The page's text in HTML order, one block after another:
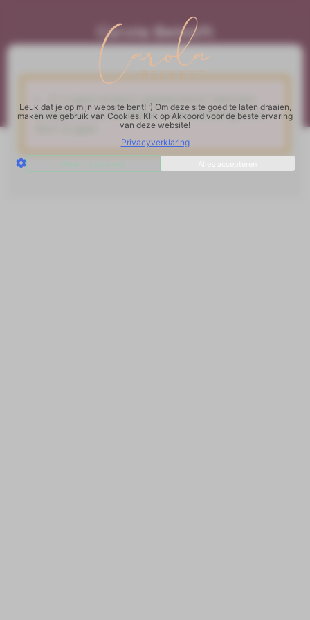
Carola Beleeft
Branding & Design
producten van de afreken meta instellingen om
Leuk dat je op mijn website bent! :) Om deze site goed te laten draaien,
maken we gebruik van Cookies. Klik op Akkoord voor de beste ervaring
van deze website!
Privacyverklaring
Alleen functioneel Alles accepteren